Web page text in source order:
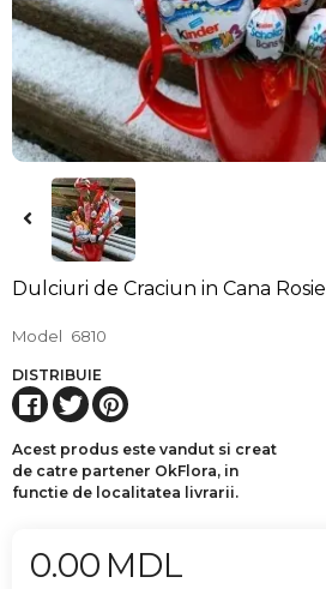
Dulciuri de Craciun in Cana Rosie
Model 6810
DISTRIBUIE
Acest produs este vandut si creat
de catre partener OkFlora, in
functie de localitatea livrarii.
0.00 MDL